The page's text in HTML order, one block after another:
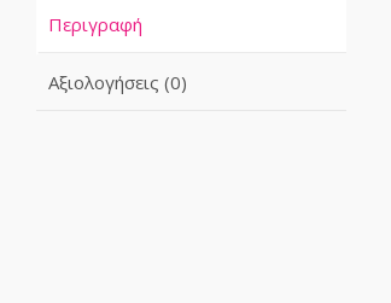
Περιγραφή
Αξιολογήσεις (0)